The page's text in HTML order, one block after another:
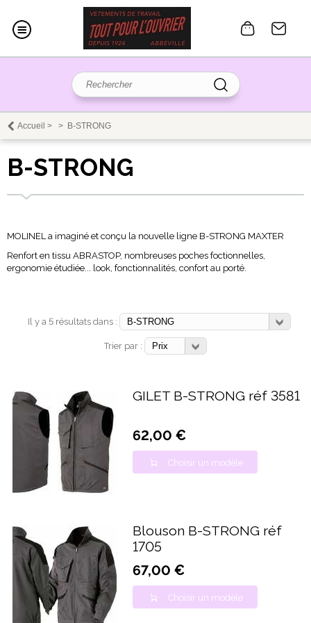
Accueil > > B-STRONG
B-STRONG
MOLINEL a imaginé et conçu la nouvelle ligne B-STRONG MAXTER
Renfort en tissu ABRASTOP, nombreuses poches foctionnelles,
ergonomie étudiée... look, fonctionnalités, confort au porté.
Il y a 5 résultats dans :
Trier par :
GILET B-STRONG réf 3581
62,00 €
Choisir un modèle
Blouson B-STRONG réf
1705
67,00 €
Choisir un modèle